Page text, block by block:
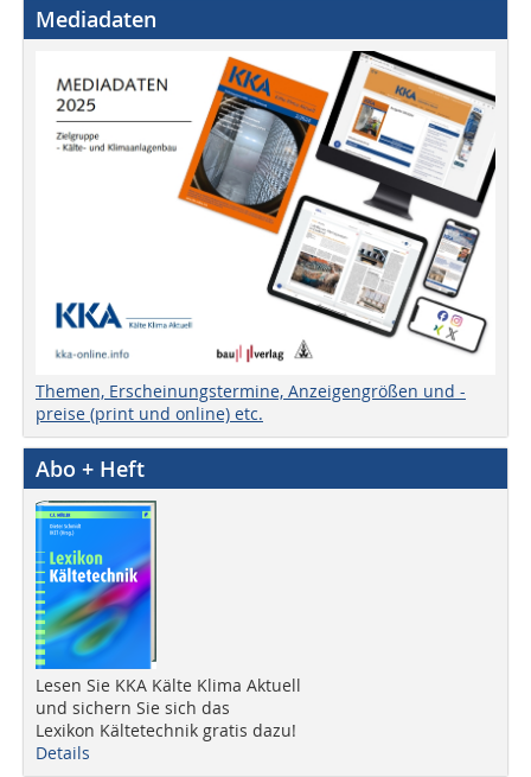
Mediadaten
Themen, Erscheinungstermine, Anzeigengrößen und -
preise (print und online) etc.
Abo + Heft
Lesen Sie KKA Kälte Klima Aktuell
und sichern Sie sich das
Lexikon Kältetechnik gratis dazu!
Details